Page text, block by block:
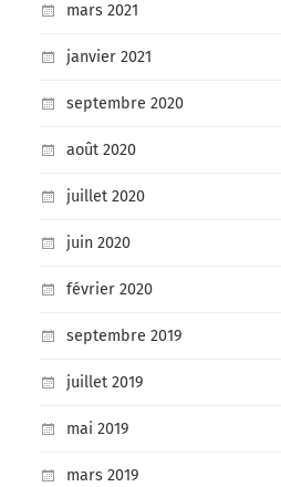
mars 2021
janvier 2021
septembre 2020
août 2020
juillet 2020
juin 2020
février 2020
septembre 2019
juillet 2019
mai 2019
mars 2019